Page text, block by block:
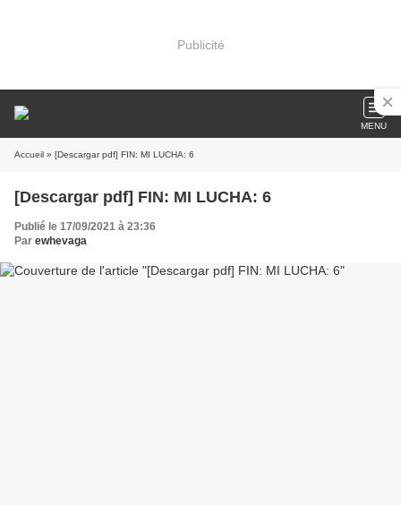
Publicité
MENU
Accueil » [Descargar pdf] FIN: MI LUCHA: 6
[Descargar pdf] FIN: MI LUCHA: 6
Publié le 17/09/2021 à 23:36
Par ewhevaga